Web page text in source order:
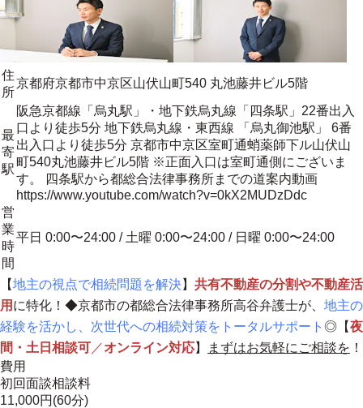
住
所
京都府京都市中京区山伏山町540 丸池藤井ビル5階
最
寄
駅
阪急京都線「烏丸駅」・地下鉄烏丸線「四条駅」22番出入
口より徒歩5分 地下鉄烏丸線・東西線 「烏丸御池駅」 6番
出入口より徒歩5分 京都市中京区室町通蛸薬師下ル山伏山
町540丸池藤井ビル5階 ※正面入口は室町通側にございま
す。 四条駅から都総合法律事務所までの道案内動画
https://www.youtube.com/watch?v=0kX2MUDzDdc
営
業
時
間
平日 0:00〜24:00 / 土曜 0:00〜24:00 / 日曜 0:00〜24:00
【地主の視点で相続問題を解決】 共有不動産の分割や不動産活
用 に特化！◆京都市の都総合法律事務所高谷弁護士が、 地主の
経験を活かし、次世代への相続対策をトータルサポート ◎【夜
間・土日相談可 ／オンライン対応】 まずはお気軽にご相談を ！
費用
初回面談相談料
11,000円(60分)